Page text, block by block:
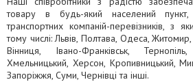
товару в будь-який населений
транспортних компаній-перевізників, з
тому числі: Львів, Полтава, Одеса, Житомир,
Вінниця, Івано-Франківськ,
Хмельницький, Херсон, Кропивницький,
Запоріжжя, Суми, Чернівці та інші.